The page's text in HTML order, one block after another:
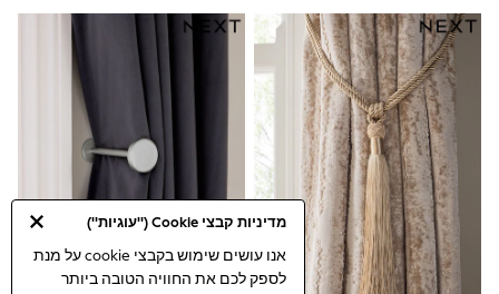
מדיניות קבצי Cookie ("עוגיות")
אנו עושים שימוש בקבצי cookie על מנת
לספק לכם את החוויה הטובה ביותר
Underwear
Footwear
Multipack T-Shirts
Multipack Sleepsuits
Multipack Socks
Multipack Underwear
Multipack Joggers
Pyjamas & Underwear
Underwear
Pyjamas
Thermal
Socks
Vests
Formal Sets